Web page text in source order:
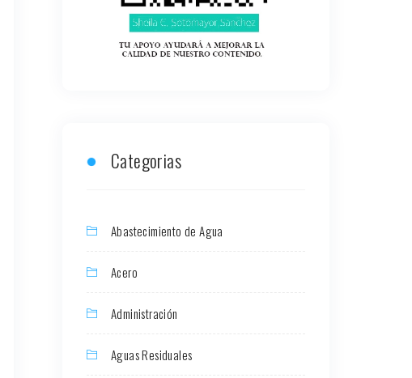
Categorias
Abastecimiento de Agua
Acero
Administración
Aguas Residuales